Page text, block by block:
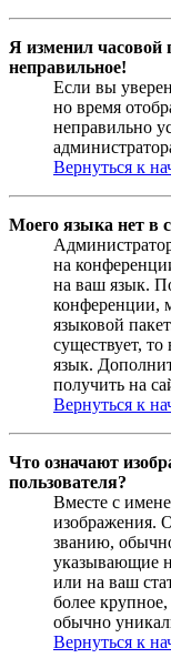
Я изменил часовой
неправильное!
Если вы
но время
неправильно
Вернуться к
Моего языка нет в
на
на ваш язык.
конференции,
языковой
существует,
язык.
получить на
Вернуться к
Что означают
пользователя?
Вместе с
изображения.
званию,
указывающие
или на ваш
более
обычно
Вернуться к